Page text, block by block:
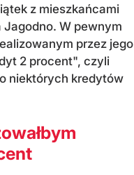
z mieszkańcami
Jagodno. W pewnym
przez jego
2 procent", czyli
niektórych kredytów